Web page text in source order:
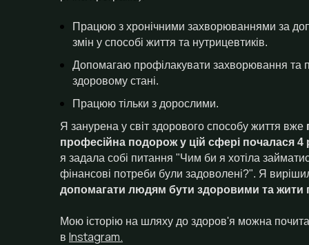
Працюю з хронічними захворюваннями за
змін у способі життя та нутрицевтиків.
Допомагаю профілакувати захворювання та
здоровому стані.
Працюю тільки з дорослими.
Я занурена у світ здорового способу життя вже
професійна подорож у цій сфері почалася 4
я задала собі питання "Чим би я хотіла
фінансові потреби були задоволені?". Я
допомагати людям бути здоровими та жити
Мою історію на шляху до здоров'я можна
в Instagram.